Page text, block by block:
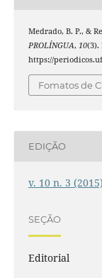
Medrado, B. P., &
PROLÍNGUA, 10(3).
https://
Fomatos de
EDIÇÃO
v. 10 n. 3 (2015)
SEÇÃO
Editorial